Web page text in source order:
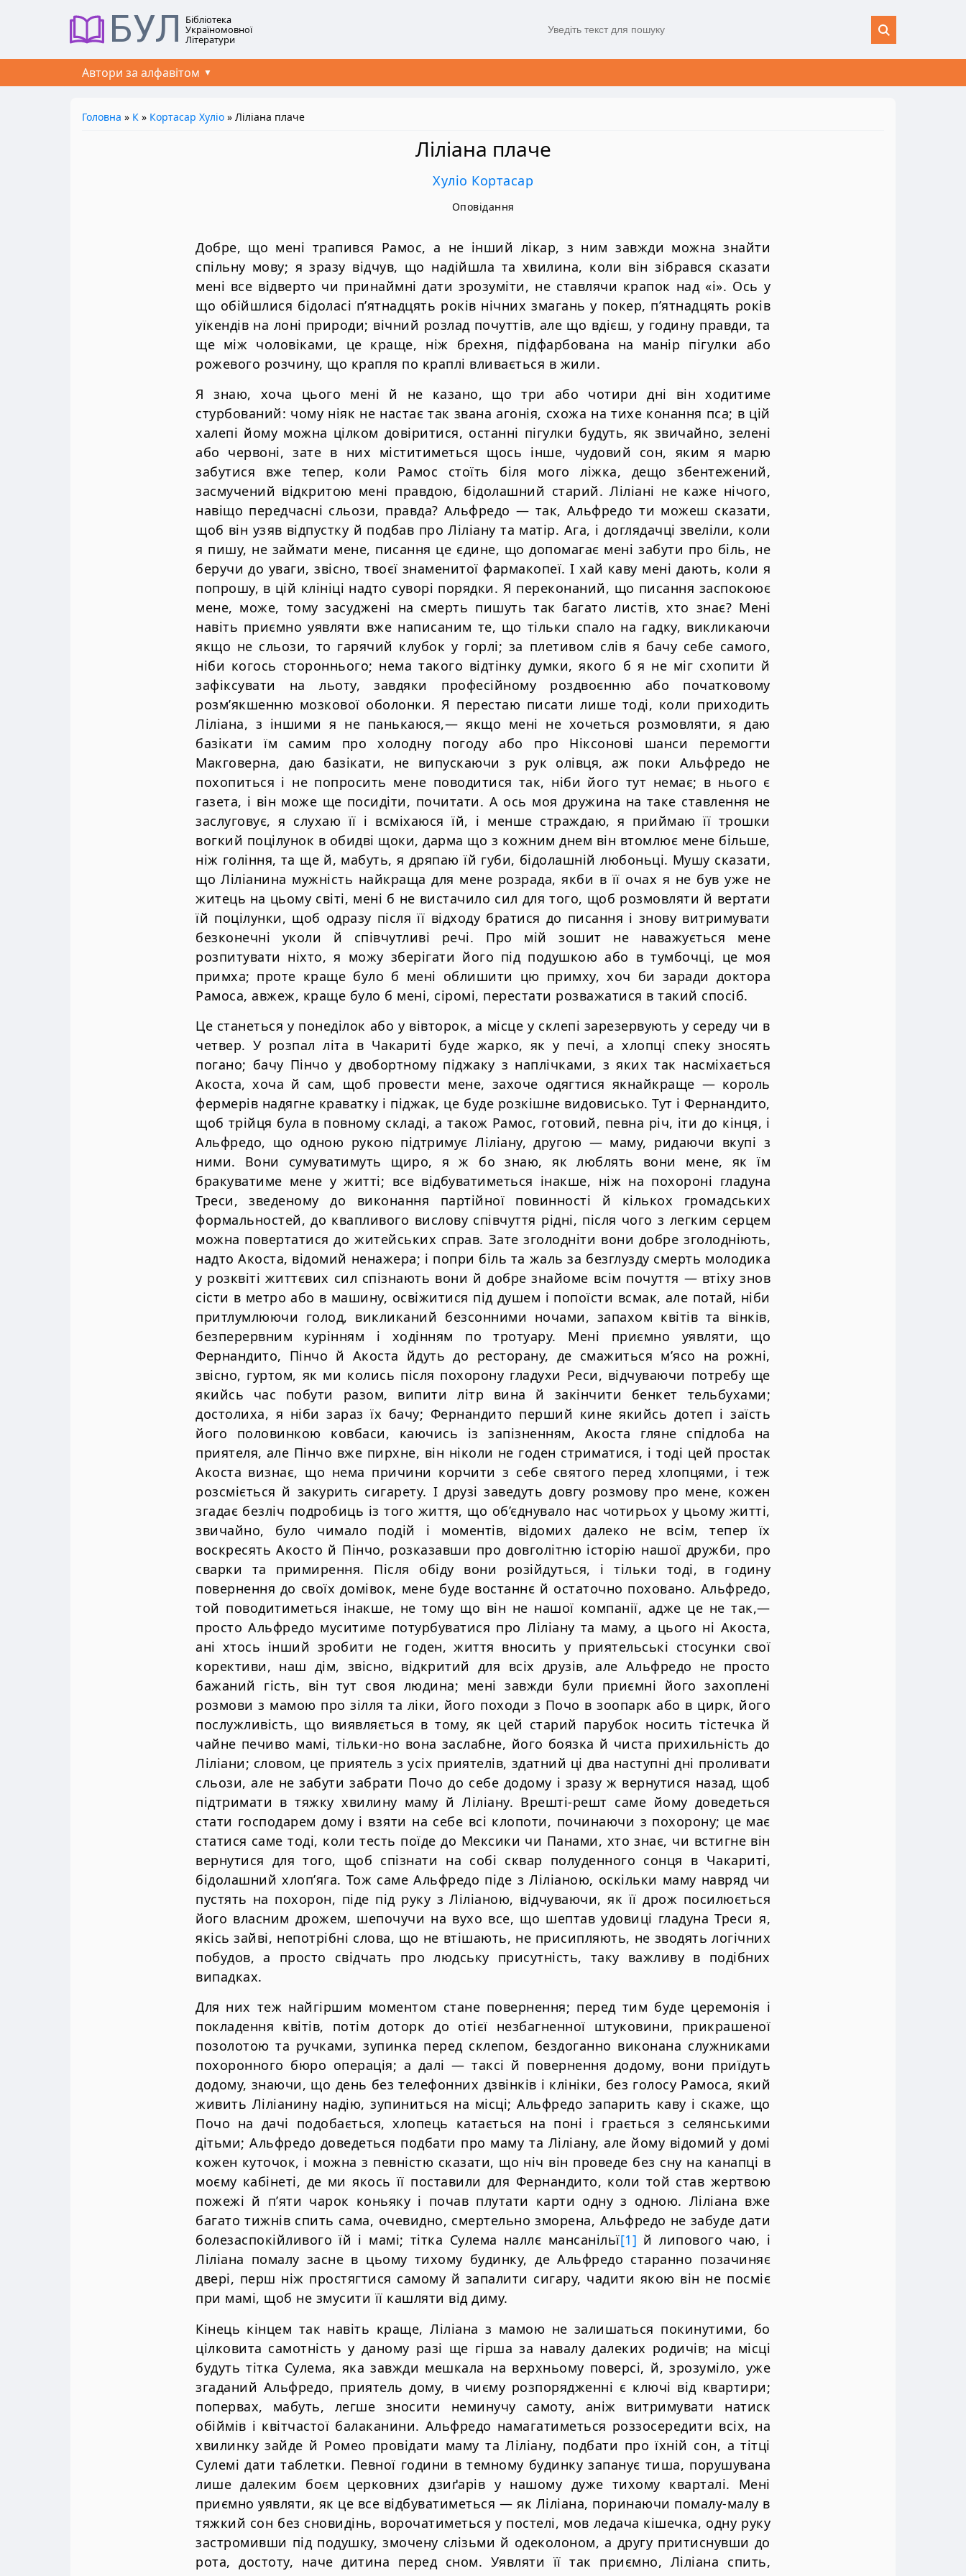
БУЛ Бібліотека
Україномовної
Літератури
Автори за алфавітом
Головна » К » Кортасар Xуліо » Ліліана плаче
Ліліана плаче
Хуліо Кортасар
Оповідання
Добре, що мені трапився Рамос, а не інший лікар, з ним завжди можна знайти
спільну мову; я зразу відчув, що надійшла та хвилина, коли він зібрався сказати
мені все відверто чи принаймні дати зрозуміти, не ставлячи крапок над «і». Ось у
що обійшлися бідоласі п’ятнадцять років нічних змагань у покер, п’ятнадцять років
уїкендів на лоні природи; вічний розлад почуттів, але що вдієш, у годину правди, та
ще між чоловіками, це краще, ніж брехня, підфарбована на манір пігулки або
рожевого розчину, що крапля по краплі вливається в жили.
Я знаю, хоча цього мені й не казано, що три або чотири дні він ходитиме
стурбований: чому ніяк не настає так звана агонія, схожа на тихе конання пса; в цій
халепі йому можна цілком довіритися, останні пігулки будуть, як звичайно, зелені
або червоні, зате в них міститиметься щось інше, чудовий сон, яким я марю
забутися вже тепер, коли Рамос стоїть біля мого ліжка, дещо збентежений,
засмучений відкритою мені правдою, бідолашний старий. Ліліані не каже нічого,
навіщо передчасні сльози, правда? Альфредо — так, Альфредо ти можеш сказати,
щоб він узяв відпустку й подбав про Ліліану та матір. Ага, і доглядачці звеліли, коли
я пишу, не займати мене, писання це єдине, що допомагає мені забути про біль, не
беручи до уваги, звісно, твоєї знаменитої фармакопеї. І хай каву мені дають, коли я
попрошу, в цій клініці надто суворі порядки. Я переконаний, що писання заспокоює
мене, може, тому засуджені на смерть пишуть так багато листів, хто знає? Мені
навіть приємно уявляти вже написаним те, що тільки спало на гадку, викликаючи
якщо не сльози, то гарячий клубок у горлі; за плетивом слів я бачу себе самого,
ніби когось стороннього; нема такого відтінку думки, якого б я не міг схопити й
зафіксувати на льоту, завдяки професійному роздвоєнню або початковому
розм’якшенню мозкової оболонки. Я перестаю писати лише тоді, коли приходить
Ліліана, з іншими я не панькаюся,— якщо мені не хочеться розмовляти, я даю
базікати їм самим про холодну погоду або про Ніксонові шанси перемогти
Макговерна, даю базікати, не випускаючи з рук олівця, аж поки Альфредо не
похопиться і не попросить мене поводитися так, ніби його тут немає; в нього є
газета, і він може ще посидіти, почитати. А ось моя дружина на таке ставлення не
заслуговує, я слухаю її і всміхаюся їй, і менше страждаю, я приймаю її трошки
вогкий поцілунок в обидві щоки, дарма що з кожним днем він втомлює мене більше,
ніж гоління, та ще й, мабуть, я дряпаю їй губи, бідолашній любоньці. Мушу сказати,
що Ліліанина мужність найкраща для мене розрада, якби в її очах я не був уже не
житець на цьому світі, мені б не вистачило сил для того, щоб розмовляти й вертати
їй поцілунки, щоб одразу після її відходу братися до писання і знову витримувати
безконечні уколи й співчутливі речі. Про мій зошит не наважується мене
розпитувати ніхто, я можу зберігати його під подушкою або в тумбочці, це моя
примха; проте краще було б мені облишити цю примху, хоч би заради доктора
Рамоса, авжеж, краще було б мені, сіромі, перестати розважатися в такий спосіб.
Це станеться у понеділок або у вівторок, а місце у склепі зарезервують у середу чи в
четвер. У розпал літа в Чакариті буде жарко, як у печі, а хлопці спеку зносять
погано; бачу Пінчо у двобортному піджаку з наплічками, з яких так насміхається
Акоста, хоча й сам, щоб провести мене, захоче одягтися якнайкраще — король
фермерів надягне краватку і піджак, це буде розкішне видовисько. Тут і Фернандито,
щоб трійця була в повному складі, а також Рамос, готовий, певна річ, іти до кінця, і
Альфредо, що одною рукою підтримує Ліліану, другою — маму, ридаючи вкупі з
ними. Вони сумуватимуть щиро, я ж бо знаю, як люблять вони мене, як їм
бракуватиме мене у житті; все відбуватиметься інакше, ніж на похороні гладуна
Треси, зведеному до виконання партійної повинності й кількох громадських
формальностей, до квапливого вислову співчуття рідні, після чого з легким серцем
можна повертатися до житейських справ. Зате зголодніти вони добре зголодніють,
надто Акоста, відомий ненажера; і попри біль та жаль за безглузду смерть молодика
у розквіті життєвих сил спізнають вони й добре знайоме всім почуття — втіху знов
сісти в метро або в машину, освіжитися під душем і попоїсти всмак, але потай, ніби
притлумлюючи голод, викликаний безсонними ночами, запахом квітів та вінків,
безперервним курінням і ходінням по тротуару. Мені приємно уявляти, що
Фернандито, Пінчо й Акоста йдуть до ресторану, де смажиться м’ясо на рожні,
звісно, гуртом, як ми колись після похорону гладухи Реси, відчуваючи потребу ще
якийсь час побути разом, випити літр вина й закінчити бенкет тельбухами;
достолиха, я ніби зараз їх бачу; Фернандито перший кине якийсь дотеп і заїсть
його половинкою ковбаси, каючись із запізненням, Акоста гляне спідлоба на
приятеля, але Пінчо вже пирхне, він ніколи не годен стриматися, і тоді цей простак
Акоста визнає, що нема причини корчити з себе святого перед хлопцями, і теж
розсміється й закурить сигарету. І друзі заведуть довгу розмову про мене, кожен
згадає безліч подробиць із того життя, що об’єднувало нас чотирьох у цьому житті,
звичайно, було чимало подій і моментів, відомих далеко не всім, тепер їх
воскресять Акосто й Пінчо, розказавши про довголітню історію нашої дружби, про
сварки та примирення. Після обіду вони розійдуться, і тільки тоді, в годину
повернення до своїх домівок, мене буде востаннє й остаточно поховано. Альфредо,
той поводитиметься інакше, не тому що він не нашої компанії, адже це не так,—
просто Альфредо муситиме потурбуватися про Ліліану та маму, а цього ні Акоста,
ані хтось інший зробити не годен, життя вносить у приятельські стосунки свої
корективи, наш дім, звісно, відкритий для всіх друзів, але Альфредо не просто
бажаний гість, він тут своя людина; мені завжди були приємні його захоплені
розмови з мамою про зілля та ліки, його походи з Почо в зоопарк або в цирк, його
послужливість, що виявляється в тому, як цей старий парубок носить тістечка й
чайне печиво мамі, тільки-но вона заслабне, його боязка й чиста прихильність до
Ліліани; словом, це приятель з усіх приятелів, здатний ці два наступні дні проливати
сльози, але не забути забрати Почо до себе додому і зразу ж вернутися назад, щоб
підтримати в тяжку хвилину маму й Ліліану. Врешті-решт саме йому доведеться
стати господарем дому і взяти на себе всі клопоти, починаючи з похорону; це має
статися саме тоді, коли тесть поїде до Мексики чи Панами, хто знає, чи встигне він
вернутися для того, щоб спізнати на собі сквар полуденного сонця в Чакариті,
бідолашний хлоп’яга. Тож саме Альфредо піде з Ліліаною, оскільки маму навряд чи
пустять на похорон, піде під руку з Ліліаною, відчуваючи, як її дрож посилюється
його власним дрожем, шепочучи на вухо все, що шептав удовиці гладуна Треси я,
якісь зайві, непотрібні слова, що не втішають, не присипляють, не зводять логічних
побудов, а просто свідчать про людську присутність, таку важливу в подібних
випадках.
Для них теж найгіршим моментом стане повернення; перед тим буде церемонія і
покладення квітів, потім доторк до отієї незбагненної штуковини, прикрашеної
позолотою та ручками, зупинка перед склепом, бездоганно виконана служниками
похоронного бюро операція; а далі — таксі й повернення додому, вони приїдуть
додому, знаючи, що день без телефонних дзвінків і клініки, без голосу Рамоса, який
живить Ліліанину надію, зупиниться на місці; Альфредо запарить каву і скаже, що
Почо на дачі подобається, хлопець катається на поні і грається з селянськими
дітьми; Альфредо доведеться подбати про маму та Ліліану, але йому відомий у домі
кожен куточок, і можна з певністю сказати, що ніч він проведе без сну на канапці в
моєму кабінеті, де ми якось її поставили для Фернандито, коли той став жертвою
пожежі й п’яти чарок коньяку і почав плутати карти одну з одною. Ліліана вже
багато тижнів спить сама, очевидно, смертельно зморена, Альфредо не забуде дати
болезаспокійливого їй і мамі; тітка Сулема наллє мансанільї[1] й липового чаю, і
Ліліана помалу засне в цьому тихому будинку, де Альфредо старанно позачиняє
двері, перш ніж простягтися самому й запалити сигару, чадити якою він не посміє
при мамі, щоб не змусити її кашляти від диму.
Кінець кінцем так навіть краще, Ліліана з мамою не залишаться покинутими, бо
цілковита самотність у даному разі ще гірша за навалу далеких родичів; на місці
будуть тітка Сулема, яка завжди мешкала на верхньому поверсі, й, зрозуміло, уже
згаданий Альфредо, приятель дому, в чиєму розпорядженні є ключі від квартири;
попервах, мабуть, легше зносити неминучу самоту, аніж витримувати натиск
обіймів і квітчастої балаканини. Альфредо намагатиметься роззосередити всіх, на
хвилинку зайде й Ромео провідати маму та Ліліану, подбати про їхній сон, а тітці
Сулемі дати таблетки. Певної години в темному будинку запанує тиша, порушувана
лише далеким боєм церковних дзиґарів у нашому дуже тихому кварталі. Мені
приємно уявляти, як це все відбуватиметься — як Ліліана, поринаючи помалу-малу в
тяжкий сон без сновидінь, ворочатиметься у постелі, мов ледача кішечка, одну руку
застромивши під подушку, змочену слізьми й одеколоном, а другу притиснувши до
рота, достоту, наче дитина перед сном. Уявляти її так приємно, Ліліана спить,